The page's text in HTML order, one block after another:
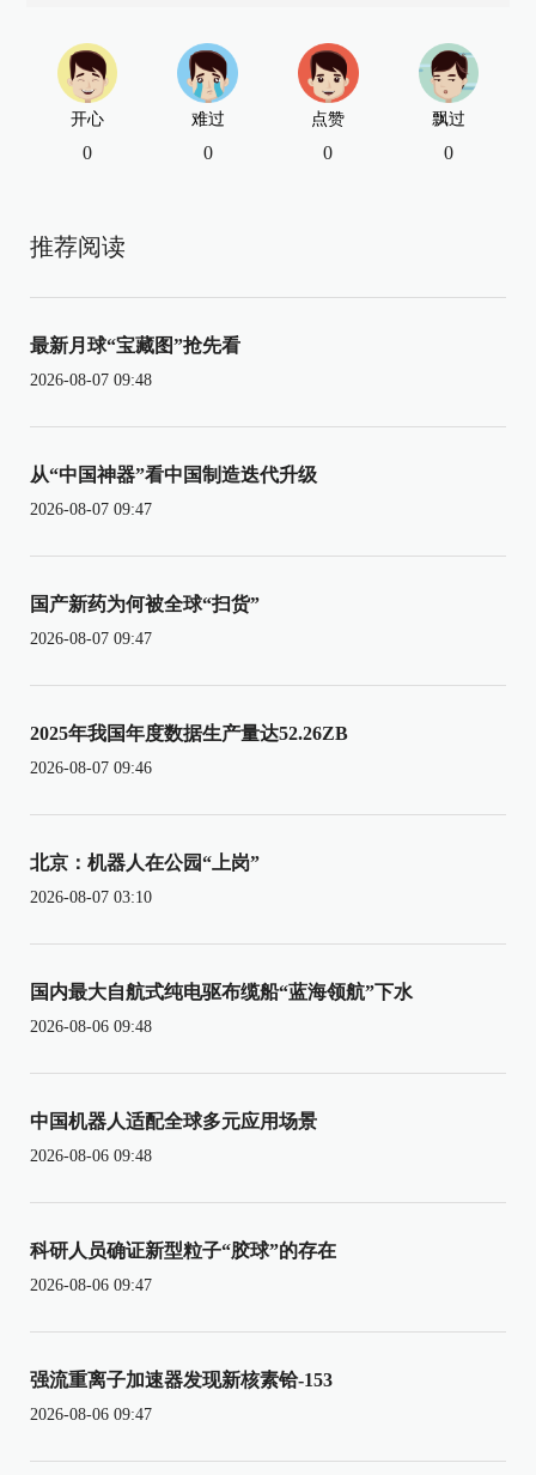
开心
0
难过
0
点赞
0
飘过
0
推荐阅读
最新月球“宝藏图”抢先看
2026-08-07 09:48
从“中国神器”看中国制造迭代升级
2026-08-07 09:47
国产新药为何被全球“扫货”
2026-08-07 09:47
2025年我国年度数据生产量达52.26ZB
2026-08-07 09:46
北京：机器人在公园“上岗”
2026-08-07 03:10
国内最大自航式纯电驱布缆船“蓝海领航”下水
2026-08-06 09:48
中国机器人适配全球多元应用场景
2026-08-06 09:48
科研人员确证新型粒子“胶球”的存在
2026-08-06 09:47
强流重离子加速器发现新核素铪-153
2026-08-06 09:47